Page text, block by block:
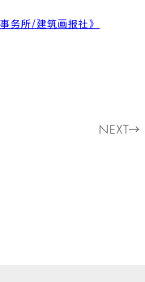
务所/建筑画报社》